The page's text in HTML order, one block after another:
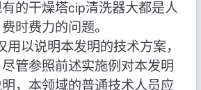
的干燥塔cip清洗器大都是人
时费力的问题。
用以说明本发明的技术方案，
管参照前述实施例对本发明
，本领域的普通技术人员应